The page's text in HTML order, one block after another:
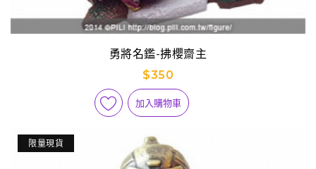
勇將名鑑-拂櫻齋主
$350
加入購物車
限量現貨